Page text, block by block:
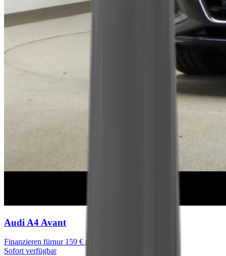
Audi A4 Avant
Finanzieren fürnur 159 € mtl.
Sofort verfügbar